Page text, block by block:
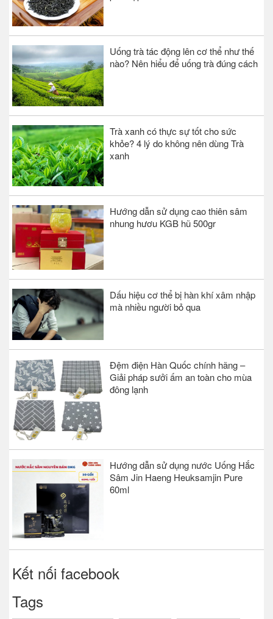
Uống trà tác động lên cơ thể như thế
nào? Nên hiểu để uống trà đúng cách
Trà xanh có thực sự tốt cho sức
khỏe? 4 lý do không nên dùng Trà
xanh
Hướng dẫn sử dụng cao thiên sâm
nhung hươu KGB hũ 500gr
Dấu hiệu cơ thể bị hàn khí xâm nhập
mà nhiều người bỏ qua
Đệm điện Hàn Quốc chính hãng –
Giải pháp sưởi ấm an toàn cho mùa
đông lạnh
Hướng dẫn sử dụng nước Uống Hắc
Sâm Jin Haeng Heuksamjin Pure
60ml
Kết nối facebook
Tags